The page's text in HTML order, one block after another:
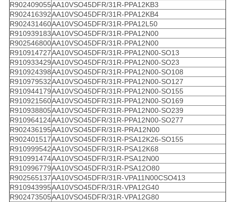
R902409055AA10VSO45DFR/31R-PPA12KB3
R902416392AA10VSO45DFR/31R-PPA12KB4
R902431460AA10VSO45DFR/31R-PPA12L50
R910939183AA10VSO45DFR/31R-PPA12N00
R902546800AA10VSO45DFR/31R-PPA12N00
R910914727AA10VSO45DFR/31R-PPA12N00-SO13
R910933429AA10VSO45DFR/31R-PPA12N00-SO23
R910924398AA10VSO45DFR/31R-PPA12N00-SO108
R910979532AA10VSO45DFR/31R-PPA12N00-SO127
R910944179AA10VSO45DFR/31R-PPA12N00-SO155
R910921560AA10VSO45DFR/31R-PPA12N00-SO169
R910938805AA10VSO45DFR/31R-PPA12N00-SO239
R910964124AA10VSO45DFR/31R-PPA12N00-SO277
R902436195AA10VSO45DFR/31R-PRA12N00
R902401517AA10VSO45DFR/31R-PSA12K26-SO155
R910999542AA10VSO45DFR/31R-PSA12K68
R910991474AA10VSO45DFR/31R-PSA12N00
R910996779AA10VSO45DFR/31R-PSA12O80
R902565137AA10VSO45DFR/31R-VPA11N00CSO413
R910943995AA10VSO45DFR/31R-VPA12G40
R902473505AA10VSO45DFR/31R-VPA12G80